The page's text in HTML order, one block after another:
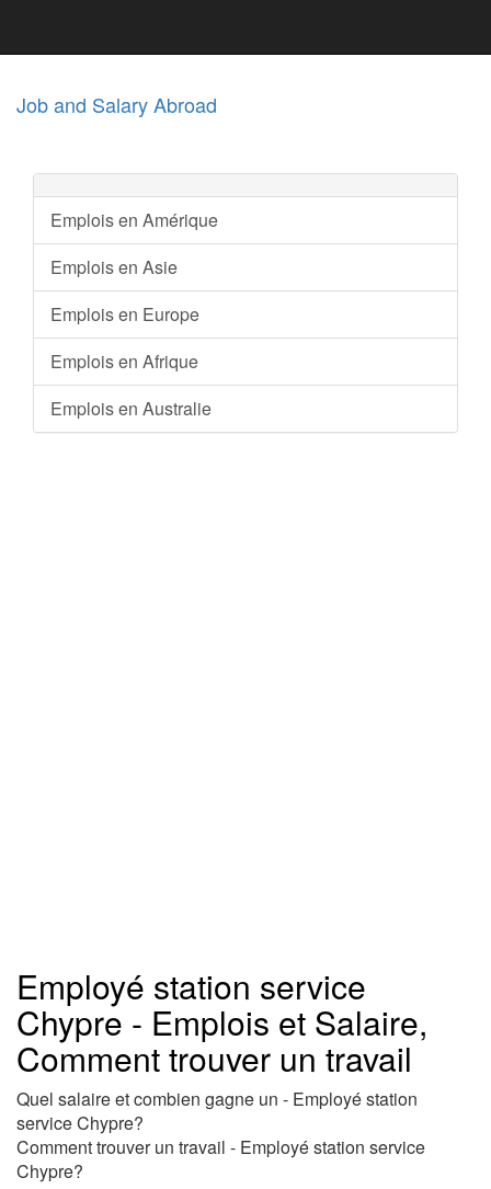
Job and Salary Abroad
Emplois en Amérique
Emplois en Asie
Emplois en Europe
Emplois en Afrique
Emplois en Australie
Employé station service
Chypre - Emplois et Salaire,
Comment trouver un travail
Quel salaire et combien gagne un - Employé station
service Chypre?
Comment trouver un travail - Employé station service
Chypre?